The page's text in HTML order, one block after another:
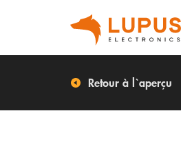
Retour à l`aperçu